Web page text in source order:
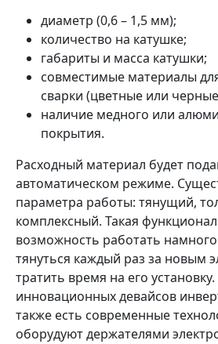
диаметр (0,6 – 1,5 мм);
количество на катушке;
габариты и масса катушки;
совместимые материалы
сварки (цветные или
наличие медного или
покрытия.
Расходный материал будет
автоматическом режиме.
параметра работы: тянущий,
комплексный. Такая
возможность работать
тянуться каждый раз за новым
тратить время на его
инновационных девайсов
также есть современные
оборудуют держателями